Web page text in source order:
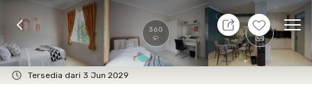
360 +11
Tersedia dari 3 Jun 2029
7 Agt 26 - Belum tahu
Foto Fasilitas bersama Lokasi Kamar